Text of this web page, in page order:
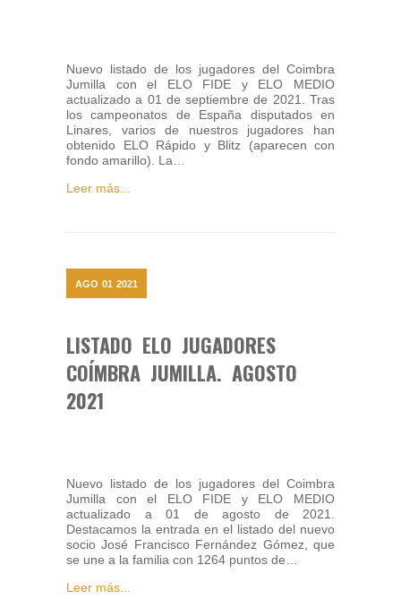
Nuevo listado de los jugadores del Coimbra
Jumilla con el ELO FIDE y ELO MEDIO
actualizado a 01 de septiembre de 2021. Tras
los campeonatos de España disputados en
Linares, varios de nuestros jugadores han
obtenido ELO Rápido y Blitz (aparecen con
fondo amarillo). La…
Leer más...
AGO 01 2021
LISTADO ELO JUGADORES
COÍMBRA JUMILLA. AGOSTO
2021
Nuevo listado de los jugadores del Coimbra
Jumilla con el ELO FIDE y ELO MEDIO
actualizado a 01 de agosto de 2021.
Destacamos la entrada en el listado del nuevo
socio José Francisco Fernández Gómez, que
se une a la familia con 1264 puntos de…
Leer más...